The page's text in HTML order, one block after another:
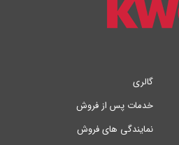
گالری
خدمات پس از فروش
نمایندگی های فروش